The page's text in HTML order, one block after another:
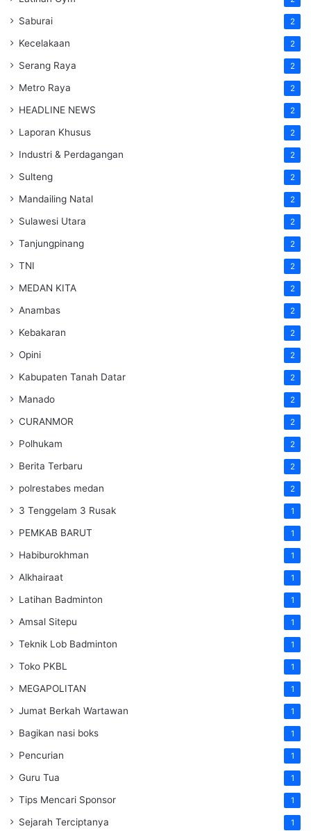
Saburai 2
Kecelakaan 2
Serang Raya 2
Metro Raya 2
HEADLINE NEWS 2
Laporan Khusus 2
Industri & Perdagangan 2
Sulteng 2
Mandailing Natal 2
Sulawesi Utara 2
Tanjungpinang 2
TNI 2
MEDAN KITA 2
Anambas 2
Kebakaran 2
Opini 2
Kabupaten Tanah Datar 2
Manado 2
CURANMOR 2
Polhukam 2
Berita Terbaru 2
polrestabes medan 2
3 Tenggelam 3 Rusak 1
PEMKAB BARUT 1
Habiburokhman 1
Alkhairaat 1
Latihan Badminton 1
Amsal Sitepu 1
Teknik Lob Badminton 1
Toko PKBL 1
MEGAPOLITAN 1
Jumat Berkah Wartawan 1
Bagikan nasi boks 1
Pencurian 1
Guru Tua 1
Tips Mencari Sponsor 1
Sejarah Terciptanya 1